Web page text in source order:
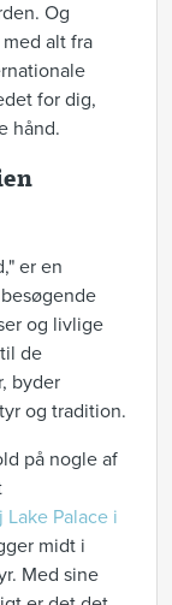
Og
alt fra
for dig,
hånd.
er en
og livlige
de
byder
og tradition.
på nogle af
Lake Palace i
midt i
Med sine